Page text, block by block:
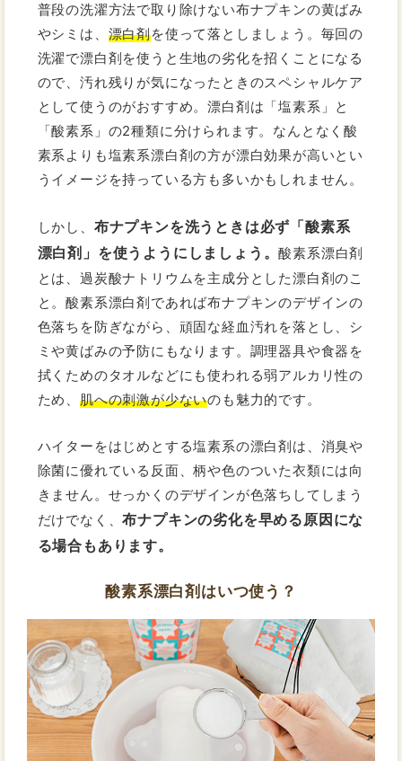
普段の洗濯方法で取り除けない布ナプキンの黄ばみ
やシミは、 漂白剤を使って落としましょう。毎回の
洗濯で漂白剤を使うと生地の劣化を招くことになる
ので、汚れ残りが気になったときのスペシャルケア
として使うのがおすすめ。漂白剤は「塩素系」と
「酸素系」の2種類に分けられます。なんとなく酸
素系よりも塩素系漂白剤の方が漂白効果が高いとい
うイメージを持っている方も多いかもしれません。
しかし、 布ナプキンを洗うときは必ず「酸素系
漂白剤」を使うようにしましょう。酸素系漂白剤
とは、過炭酸ナトリウムを主成分とした漂白剤のこ
と。酸素系漂白剤であれば布ナプキンのデザインの
色落ちを防ぎながら、頑固な経血汚れを落とし、シ
ミや黄ばみの予防にもなります。調理器具や食器を
拭くためのタオルなどにも使われる弱アルカリ性の
ため、肌への刺激が少ないのも魅力的です。
ハイターをはじめとする塩素系の漂白剤は、消臭や
除菌に優れている反面、柄や色のついた衣類には向
きません。せっかくのデザインが色落ちしてしまう
だけでなく、布ナプキンの劣化を早める原因にな
る場合もあります。
酸素系漂白剤はいつ使う？